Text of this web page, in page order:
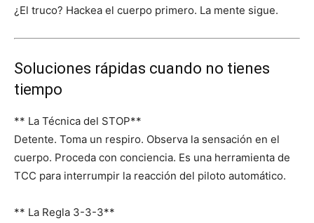
¿El truco? Hackea el cuerpo primero. La mente sigue.
Soluciones rápidas cuando no tienes
tiempo
** La Técnica del STOP**
Detente. Toma un respiro. Observa la sensación en el
cuerpo. Proceda con conciencia. Es una herramienta de
TCC para interrumpir la reacción del piloto automático.
** La Regla 3-3-3**